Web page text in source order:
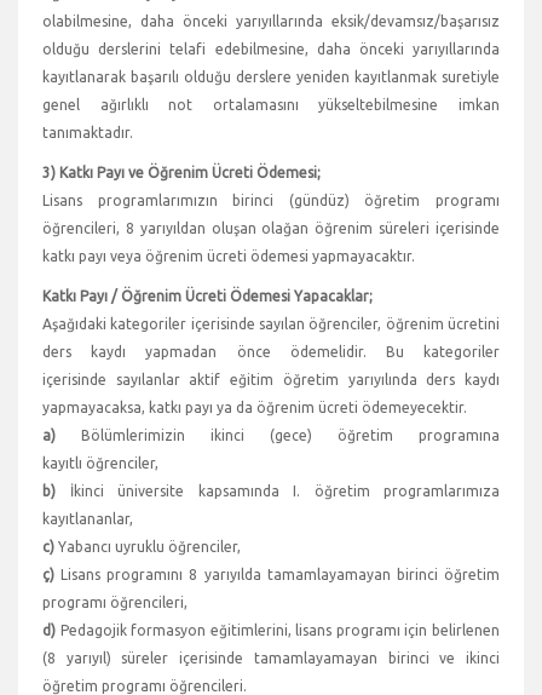
olabilmesine, daha önceki yarıyıllarında eksik/devamsız/başarısız
olduğu derslerini telafi edebilmesine, daha önceki yarıyıllarında
kayıtlanarak başarılı olduğu derslere yeniden kayıtlanmak suretiyle
genel ağırlıklı not ortalamasını yükseltebilmesine imkan
tanımaktadır.
3) Katkı Payı ve Öğrenim Ücreti Ödemesi;
Lisans programlarımızın birinci (gündüz) öğretim programı
öğrencileri, 8 yarıyıldan oluşan olağan öğrenim süreleri içerisinde
katkı payı veya öğrenim ücreti ödemesi yapmayacaktır.
Katkı Payı / Öğrenim Ücreti Ödemesi Yapacaklar;
Aşağıdaki kategoriler içerisinde sayılan öğrenciler, öğrenim ücretini
ders kaydı yapmadan önce ödemelidir. Bu kategoriler
içerisinde sayılanlar aktif eğitim öğretim yarıyılında ders kaydı
yapmayacaksa, katkı payı ya da öğrenim ücreti ödemeyecektir.
a) Bölümlerimizin ikinci (gece) öğretim programına
kayıtlı öğrenciler,
b) İkinci üniversite kapsamında I. öğretim programlarımıza
kayıtlananlar,
c) Yabancı uyruklu öğrenciler,
ç) Lisans programını 8 yarıyılda tamamlayamayan birinci öğretim
programı öğrencileri,
d) Pedagojik formasyon eğitimlerini, lisans programı için belirlenen
(8 yarıyıl) süreler içerisinde tamamlayamayan birinci ve ikinci
öğretim programı öğrencileri.